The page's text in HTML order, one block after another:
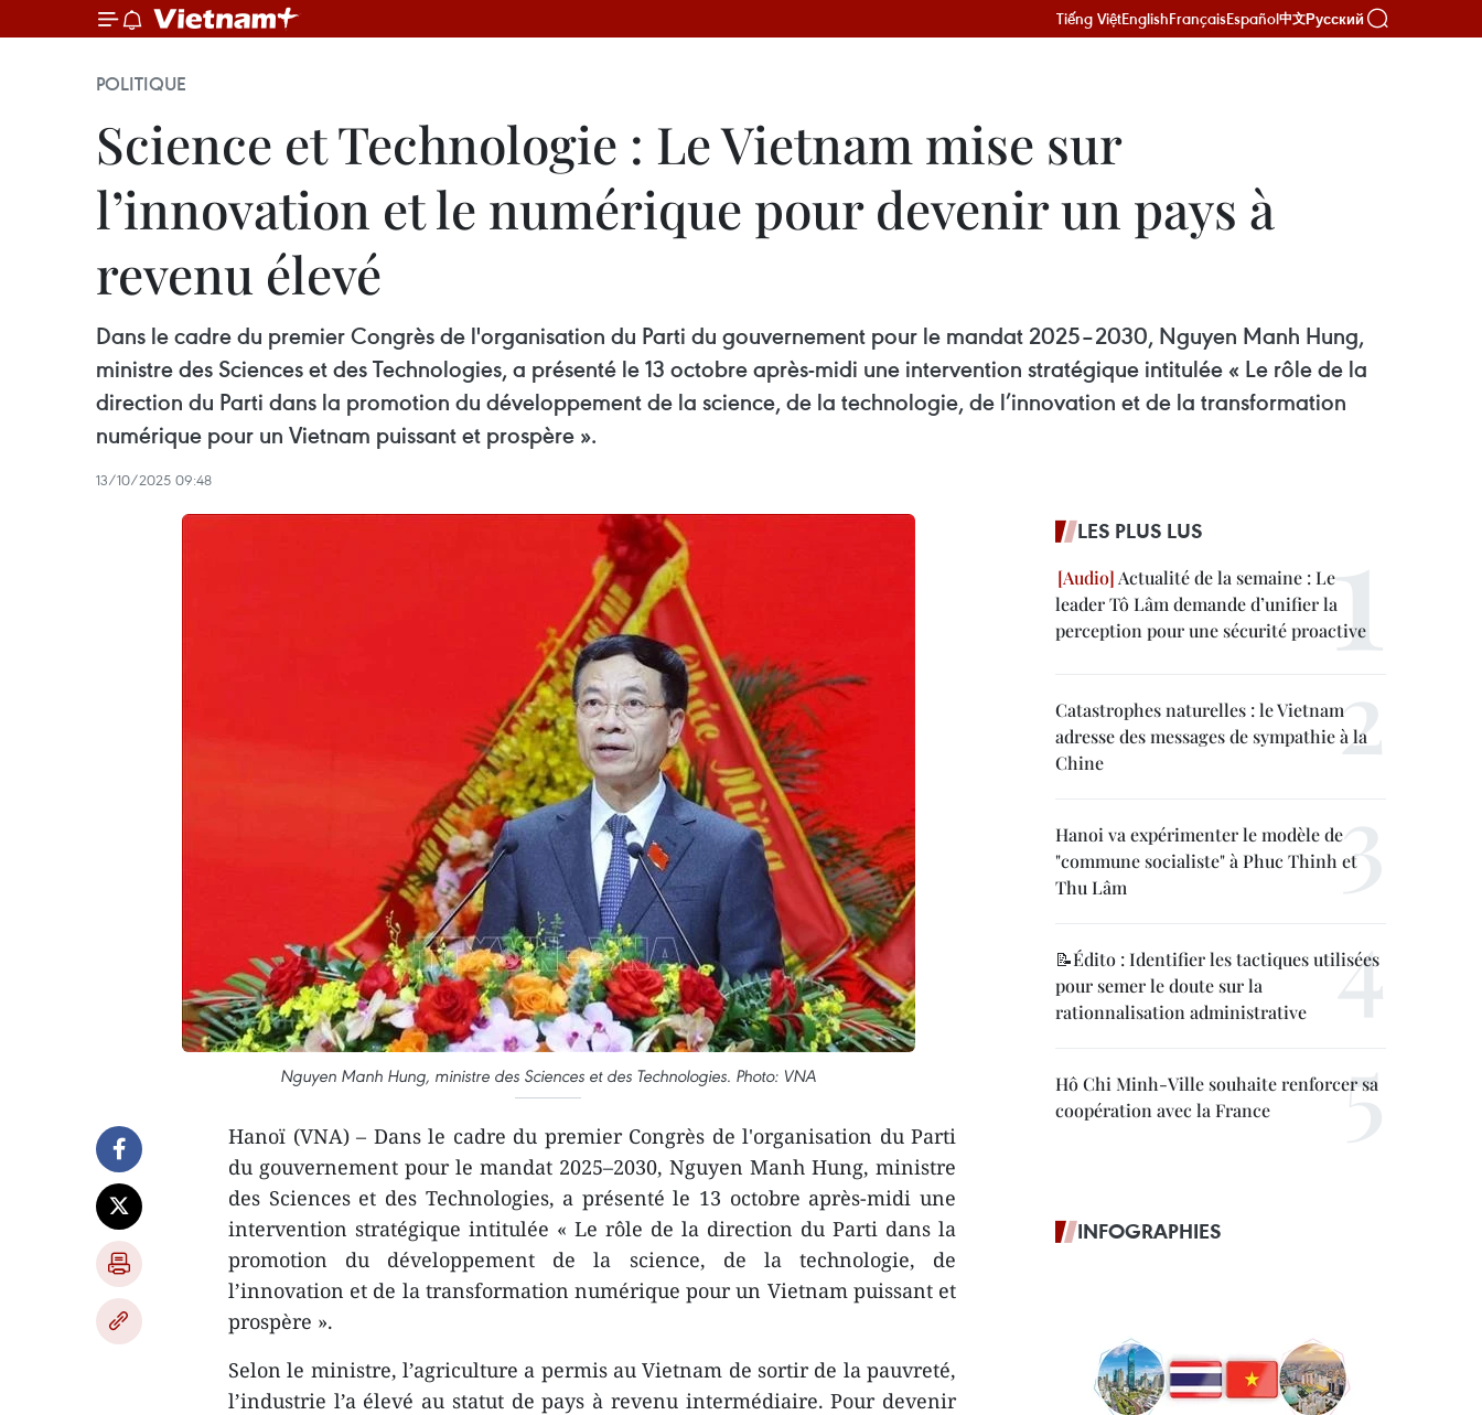
Tiếng ViệtEnglishFrançaisEspañol中文Русский
POLITIQUE
Science et Technologie : Le Vietnam mise sur
l’innovation et le numérique pour devenir un pays à
revenu élevé
Dans le cadre du premier Congrès de l'organisation du Parti du gouvernement pour le mandat 2025–2030, Nguyen Manh Hung,
ministre des Sciences et des Technologies, a présenté le 13 octobre après-midi une intervention stratégique intitulée « Le rôle de la
direction du Parti dans la promotion du développement de la science, de la technologie, de l’innovation et de la transformation
numérique pour un Vietnam puissant et prospère ».
13/10/2025 09:48
Nguyen Manh Hung, ministre des Sciences et des Technologies. Photo: VNA
Hanoï (VNA) – Dans le cadre du premier Congrès de l'organisation du Parti
du gouvernement pour le mandat 2025–2030, Nguyen Manh Hung, ministre
des Sciences et des Technologies, a présenté le 13 octobre après-midi une
intervention stratégique intitulée « Le rôle de la direction du Parti dans la
promotion du développement de la science, de la technologie, de
l’innovation et de la transformation numérique pour un Vietnam puissant et
prospère ».
Selon le ministre, l’agriculture a permis au Vietnam de sortir de la pauvreté,
l’industrie l’a élevé au statut de pays à revenu intermédiaire. Pour devenir
LES PLUS LUS
Actualité de la semaine : Le
leader Tô Lâm demande d’unifier la
perception pour une sécurité proactive
Catastrophes naturelles : le Vietnam
adresse des messages de sympathie à la
Chine
Hanoi va expérimenter le modèle de
"commune socialiste" à Phuc Thinh et
Thu Lâm
📝Édito : Identifier les tactiques utilisées
pour semer le doute sur la
rationnalisation administrative
Hô Chi Minh-Ville souhaite renforcer sa
coopération avec la France
INFOGRAPHIES